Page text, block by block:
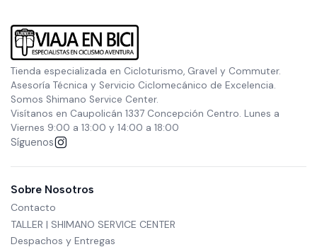
Tienda especializada en Cicloturismo, Gravel y Commuter.
Asesoría Técnica y Servicio Ciclomecánico de Excelencia.
Somos Shimano Service Center.
Visítanos en Caupolicán 1337 Concepción Centro. Lunes a
Viernes 9:00 a 13:00 y 14:00 a 18:00
Síguenos
Sobre Nosotros
Contacto
TALLER | SHIMANO SERVICE CENTER
Despachos y Entregas